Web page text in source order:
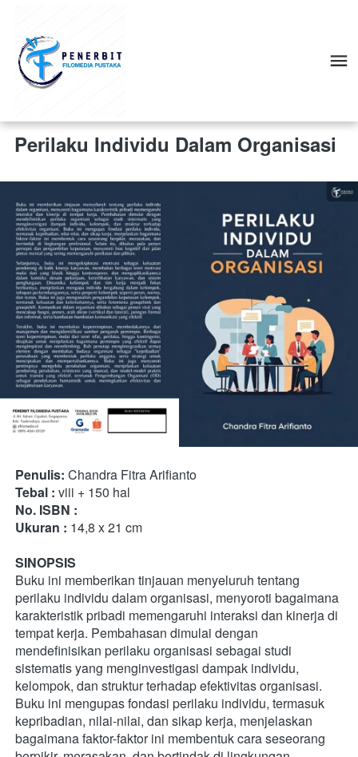
Perilaku Individu Dalam Organisasi
Penulis: Chandra Fitra Arifianto
Tebal : viii + 150 hal
No. ISBN :
Ukuran : 14,8 x 21 cm
SINOPSIS
Buku ini memberikan tinjauan menyeluruh tentang
perilaku individu dalam organisasi, menyoroti bagaimana
karakteristik pribadi memengaruhi interaksi dan kinerja di
tempat kerja. Pembahasan dimulai dengan
mendefinisikan perilaku organisasi sebagai studi
sistematis yang menginvestigasi dampak individu,
kelompok, dan struktur terhadap efektivitas organisasi.
Buku ini mengupas fondasi perilaku individu, termasuk
kepribadian, nilai-nilai, dan sikap kerja, menjelaskan
bagaimana faktor-faktor ini membentuk cara seseorang